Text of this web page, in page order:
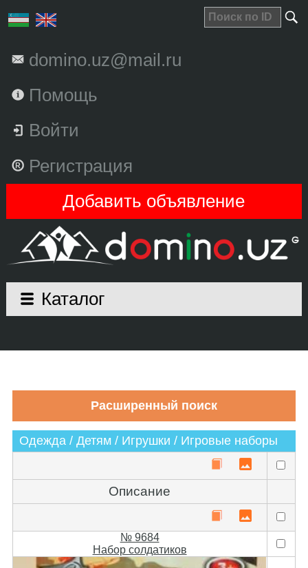
domino.uz@mail.ru
Помощь
Войти
Регистрация
Добавить объявление
Каталог
Одежда / Детям / Игрушки / Игровые наборы
Описание
№ 9684
Набор солдатиков